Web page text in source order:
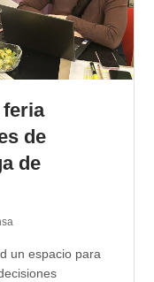
feria
de
de
un espacio para